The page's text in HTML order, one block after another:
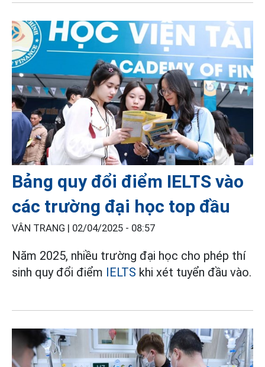
Bảng quy đổi điểm IELTS vào
các trường đại học top đầu
VÂN TRANG | 02/04/2025 - 08:57
Năm 2025, nhiều trường đại học cho phép thí
sinh quy đổi điểm IELTS khi xét tuyển đầu vào.